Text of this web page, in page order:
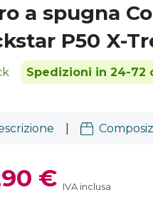
a spugna
P50 X-
Spedizioni in 24-72
€ IVA inclusa